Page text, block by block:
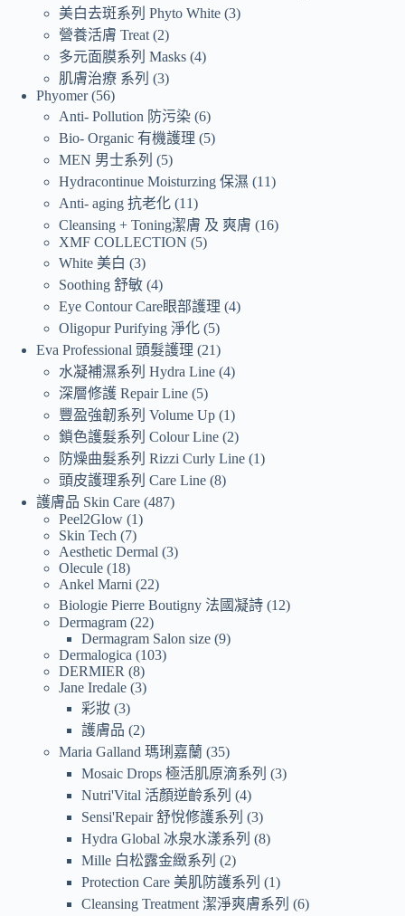
美白去斑系列 Phyto White 3
營養活膚 Treat 2
多元面膜系列 Masks 4
肌膚治療 系列
3
Phyomer 56
Anti- Pollution 防污染 6
Bio- Organic 有機護理
5
MEN 男士系列
5
Hydracontinue Moisturzing 保濕
11
Anti- aging 抗老化 11
Cleansing + Toning潔膚 及 爽膚
16
XMF COLLECTION
5
White 美白
3
Soothing 舒敏 4
Eye Contour Care眼部護理 4
Oligopur Purifying 淨化 5
Eva Professional 頭髮護理
21
水凝補濕系列 Hydra Line 4
深層修護 Repair Line 5
豐盈強韌系列 Volume Up 1
鎖色護髮系列 Colour Line 2
防燥曲髮系列 Rizzi Curly Line 1
頭皮護理系列 Care Line 8
護膚品 Skin Care 487
Peel2Glow 1
Skin Tech
7
Aesthetic Dermal 3
Olecule 18
Ankel Marni
22
Biologie Pierre Boutigny 法國凝詩 12
Dermagram 22
Dermagram Salon size 9
Dermalogica
103
DERMIER
8
Jane Iredale 3
彩妝 3
護膚品
2
Maria Galland 瑪琍嘉蘭 35
Mosaic Drops 極活肌原滴系列
3
Nutri'Vital 活顏逆齡系列
4
Sensi'Repair 舒悅修護系列
3
Hydra Global 冰泉水漾系列
8
Mille 白松露金緻系列
2
Protection Care 美肌防護系列
1
Cleansing Treatment 潔淨爽膚系列
6